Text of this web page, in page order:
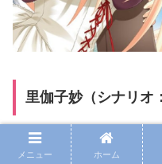
里伽子妙（シナリオ
里伽子√後の話を描いた
メニュー ホーム